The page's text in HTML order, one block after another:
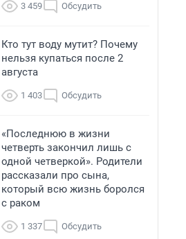
3 459 Обсудить
Кто тут воду мутит? Почему
нельзя купаться после 2
августа
1 403 Обсудить
«Последнюю в жизни
четверть закончил лишь с
одной четверкой». Родители
рассказали про сына,
который всю жизнь боролся
с раком
1 337 Обсудить